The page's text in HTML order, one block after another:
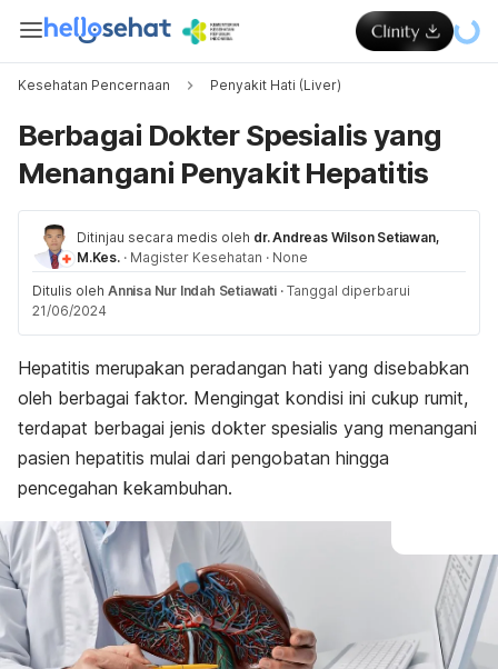
Kesehatan Pencernaan Penyakit Hati (Liver)
Berbagai Dokter Spesialis yang
Menangani Penyakit Hepatitis
Ditinjau secara medis oleh dr. Andreas Wilson Setiawan,
M.Kes. · Magister Kesehatan · None
Ditulis oleh Annisa Nur Indah Setiawati · Tanggal diperbarui
21/06/2024
Hepatitis merupakan peradangan hati yang disebabkan
oleh berbagai faktor. Mengingat kondisi ini cukup rumit,
terdapat berbagai jenis dokter spesialis yang menangani
pasien hepatitis mulai dari pengobatan hingga
pencegahan kekambuhan.